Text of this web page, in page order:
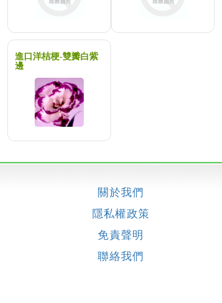
進口洋桔梗-雙瓣白紫
邊
關於我們
隱私權政策
免責聲明
聯絡我們